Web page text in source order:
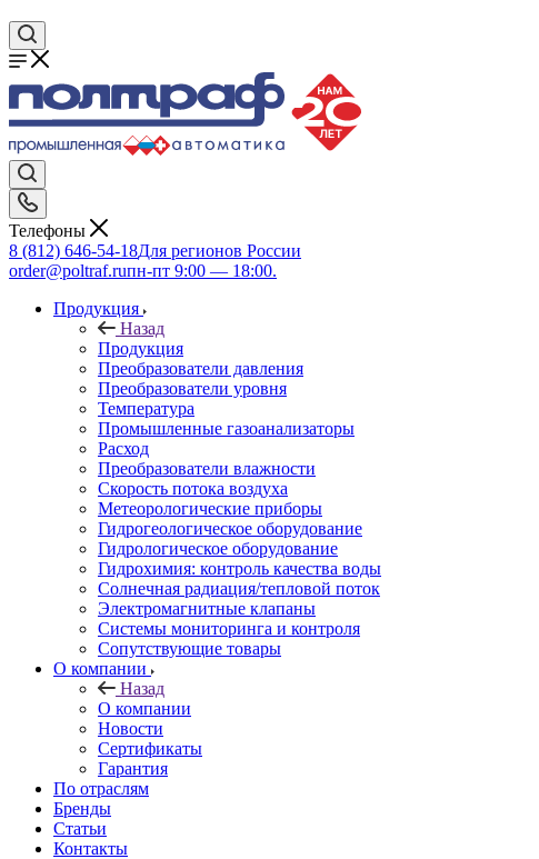
Телефоны
8 (812) 646-54-18Для регионов России
order@poltraf.ruпн-пт 9:00 — 18:00.
Продукция
Назад
Продукция
Преобразователи давления
Преобразователи уровня
Температура
Промышленные газоанализаторы
Расход
Преобразователи влажности
Скорость потока воздуха
Метеорологические приборы
Гидрогеологическое оборудование
Гидрологическое оборудование
Гидрохимия: контроль качества воды
Солнечная радиация/тепловой поток
Электромагнитные клапаны
Системы мониторинга и контроля
Сопутствующие товары
О компании
Назад
О компании
Новости
Сертификаты
Гарантия
По отраслям
Бренды
Статьи
Контакты